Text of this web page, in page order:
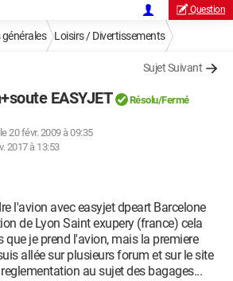
Question
Loisirs / Divertissements
Sujet Suivant
EASYJET Résolu/Fermé
20 févr. 2009 à 09:35
2017 à 13:53
l'avion avec easyjet dpeart Barcelone
de Lyon Saint exupery (france) cela
que je prend l'avion, mais la premiere
allée sur plusieurs forum et sur le site
au sujet des bagages...